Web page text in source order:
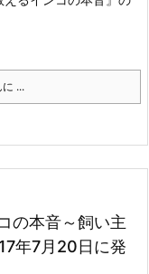
...
の本音～飼い主
年7月20日に発